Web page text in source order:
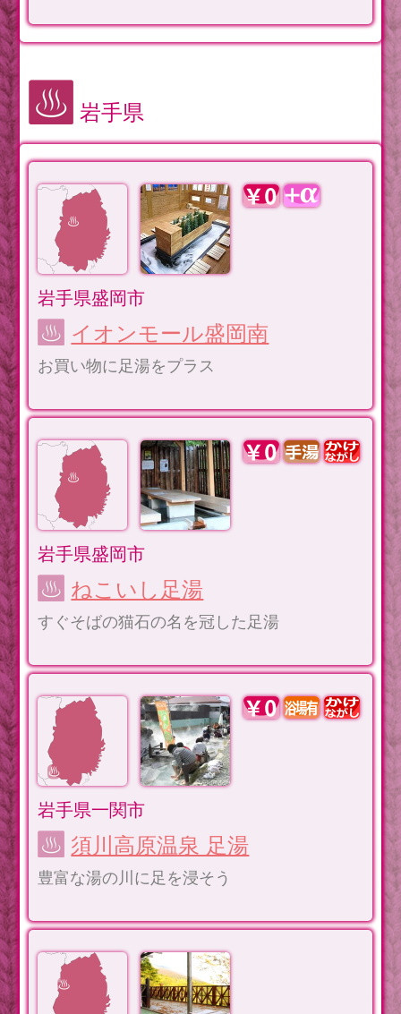
岩手県
岩手県盛岡市
イオンモール盛岡南
お買い物に足湯をプラス
岩手県盛岡市
ねこいし足湯
すぐそばの猫石の名を冠した足湯
岩手県一関市
須川高原温泉 足湯
豊富な湯の川に足を浸そう